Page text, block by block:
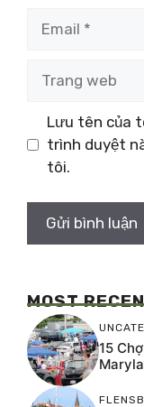
Lưu tên của
trình duyệt
tôi.
MOST
15